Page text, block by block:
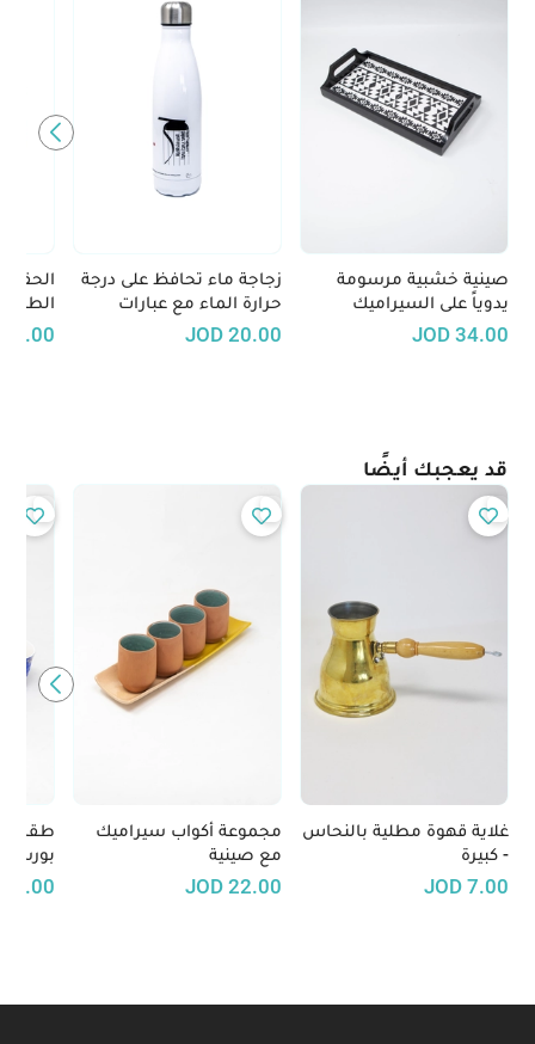
صينية خشبية مرسومة
يدوياً على السيراميك
برسومات تعكس الطابع
34.00
JOD
زجاجة ماء تحافظ على درجة
حرارة الماء مع عبارات
فلسطينية تقليدية
20.00
JOD
40.00
قد يعجبك أيضًا
غلاية قهوة مطلية بالنحاس
- كبيرة
7.00
JOD
مجموعة أكواب سيراميك
مع صينية
22.00
JOD
طقم
20.00